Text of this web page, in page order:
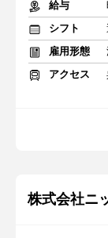
給与
シフト
雇用形態
アクセス
株式会社ニ